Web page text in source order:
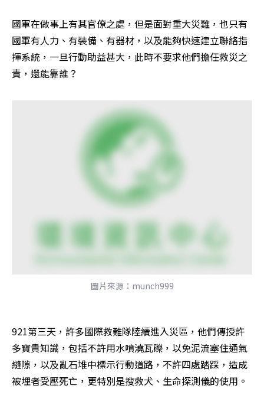
國軍在做事上有其官僚之處，但是面對重大災難，也只有
國軍有人力、有裝備、有器材，以及能夠快速建立聯絡指
揮系統，一旦行動助益甚大，此時不要求他們擔任救災之
責，還能靠誰？
圖片來源：munch999
921第三天，許多國際救難隊陸續進入災區，他們傳授許
多寶貴知識，包括不許用水噴澆瓦礫，以免泥流塞住通氣
縫隙，以及亂石堆中標示行動道路，不許四處踏踩，造成
被埋者受壓死亡，更特別是搜救犬、生命探測儀的使用。